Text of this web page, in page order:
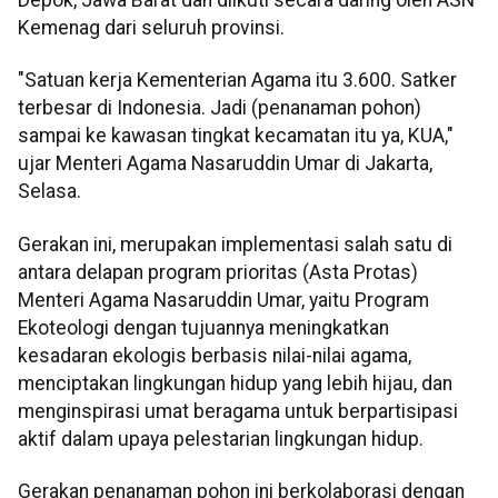
Kemenag dari seluruh provinsi.
"Satuan kerja Kementerian Agama itu 3.600. Satker
terbesar di Indonesia. Jadi (penanaman pohon)
sampai ke kawasan tingkat kecamatan itu ya, KUA,"
ujar Menteri Agama Nasaruddin Umar di Jakarta,
Selasa.
Gerakan ini, merupakan implementasi salah satu di
antara delapan program prioritas (Asta Protas)
Menteri Agama Nasaruddin Umar, yaitu Program
Ekoteologi dengan tujuannya meningkatkan
kesadaran ekologis berbasis nilai-nilai agama,
menciptakan lingkungan hidup yang lebih hijau, dan
menginspirasi umat beragama untuk berpartisipasi
aktif dalam upaya pelestarian lingkungan hidup.
Gerakan penanaman pohon ini berkolaborasi dengan